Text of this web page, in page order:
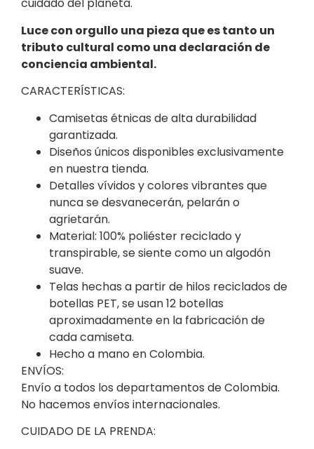
cuidado del planeta.
Luce con orgullo una pieza que es tanto un
tributo cultural como una declaración de
conciencia ambiental.
CARACTERÍSTICAS:
Camisetas étnicas de alta durabilidad
garantizada.
Diseños únicos disponibles exclusivamente
en nuestra tienda.
Detalles vívidos y colores vibrantes que
nunca se desvanecerán, pelarán o
agrietarán.
Material: 100% poliéster reciclado y
transpirable, se siente como un algodón
suave.
Telas hechas a partir de hilos reciclados de
botellas PET, se usan 12 botellas
aproximadamente en la fabricación de
cada camiseta.
Hecho a mano en Colombia.
ENVÍOS:
Envío a todos los departamentos de Colombia.
No hacemos envíos internacionales.
CUIDADO DE LA PRENDA: